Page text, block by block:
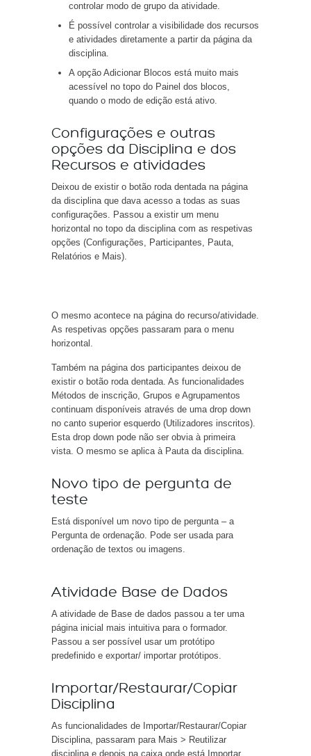
controlar modo de grupo da atividade.
É possível controlar a visibilidade dos recursos
e atividades diretamente a partir da página da
disciplina.
A opção Adicionar Blocos está muito mais
acessível no topo do Painel dos blocos,
quando o modo de edição está ativo.
Configurações e outras
opções da Disciplina e dos
Recursos e atividades
Deixou de existir o botão roda dentada na página
da disciplina que dava acesso a todas as suas
configurações. Passou a existir um menu
horizontal no topo da disciplina com as respetivas
opções (Configurações, Participantes, Pauta,
Relatórios e Mais).
O mesmo acontece na página do recurso/atividade.
As respetivas opções passaram para o menu
horizontal.
Também na página dos participantes deixou de
existir o botão roda dentada. As funcionalidades
Métodos de inscrição, Grupos e Agrupamentos
continuam disponíveis através de uma drop down
no canto superior esquerdo (Utilizadores inscritos).
Esta drop down pode não ser obvia à primeira
vista. O mesmo se aplica à Pauta da disciplina.
Novo tipo de pergunta de
teste
Está disponível um novo tipo de pergunta – a
Pergunta de ordenação. Pode ser usada para
ordenação de textos ou imagens.
Atividade Base de Dados
A atividade de Base de dados passou a ter uma
página inicial mais intuitiva para o formador.
Passou a ser possível usar um protótipo
predefinido e exportar/ importar protótipos.
Importar/Restaurar/Copiar
Disciplina
As funcionalidades de Importar/Restaurar/Copiar
Disciplina, passaram para Mais > Reutilizar
disciplina e depois na caixa onde está Importar